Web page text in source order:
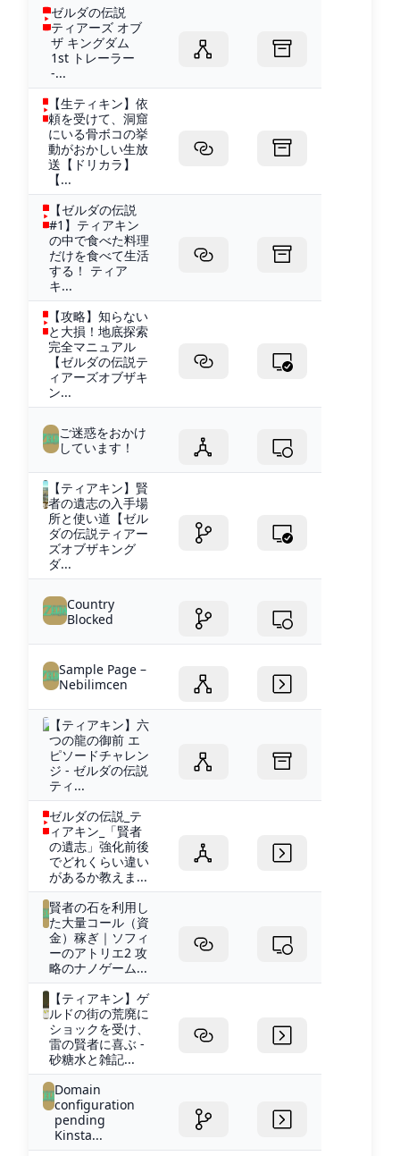
ゼルダの伝説
ティアーズ オブ
ザ キングダム
1st トレーラー
-...
【生ティキン】依
頼を受けて、洞窟
にいる骨ボコの挙
動がおかしい生放
送【ドリカラ】
【...
【ゼルダの伝説
#1】ティアキン
の中で食べた料理
だけを食べて生活
する！ ティア
キ...
【攻略】知らない
と大損！地底探索
完全マニュアル
【ゼルダの伝説テ
ィアーズオブザキ
ン...
ご迷惑をおかけ
しています！
【ティアキン】賢
者の遺志の入手場
所と使い道【ゼル
ダの伝説ティアー
ズオブザキング
ダ...
Country
Blocked
Sample Page –
Nebilimcen
【ティアキン】六
つの龍の御前 エ
ピソードチャレン
ジ - ゼルダの伝説
ティ...
ゼルダの伝説_テ
ィアキン_「賢者
の遺志」強化前後
でどれくらい違い
があるか教えま...
賢者の石を利用し
た大量コール（資
金）稼ぎ｜ソフィ
ーのアトリエ2 攻
略のナノゲーム...
【ティアキン】ゲ
ルドの街の荒廃に
ショックを受け、
雷の賢者に喜ぶ -
砂糖水と雑記...
Domain
configuration
pending
Kinsta...